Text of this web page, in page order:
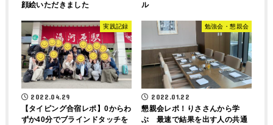
顔絵いただきました
ル
実践記録
2022.04.29
【タイピング合宿レポ】0からわ
ずか40分でブラインドタッチを
勉強会・懇親会
2022.01.22
懇親会レポ！りささんから学
ぶ 最速で結果を出す人の共通